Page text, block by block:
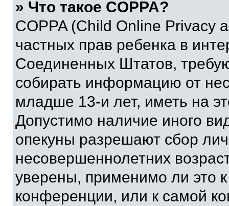
» Что такое COPPA?
COPPA (Child Online Privacy
частных прав ребенка в
Соединенных Штатов,
собирать информацию от
младше 13-и лет, иметь на
Допустимо наличие иного
опекуны разрешают сбор
несовершеннолетних
уверены, применимо ли это
конференции, или к самой